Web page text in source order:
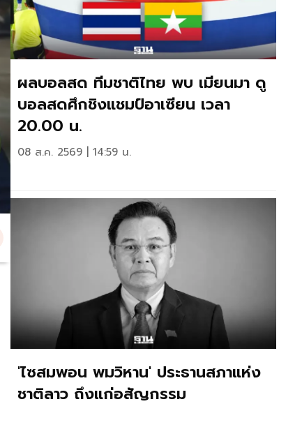
ผลบอลสด ทีมชาติไทย พบ เมียนมา ดู
บอลสดศึกชิงแชมป์อาเซียน เวลา
20.00 น.
08 ส.ค. 2569 | 14:59 น.
'ไซสมพอน พมวิหาน' ประธานสภาแห่ง
ชาติลาว ถึงแก่อสัญกรรม